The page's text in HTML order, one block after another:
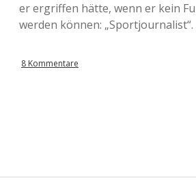
er ergriffen hätte, wenn er kein
werden können: „Sportjournalist“.
8 Kommentare